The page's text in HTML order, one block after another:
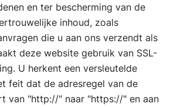
en ter bescherming van de
inhoud, zoals
die u aan ons verzendt als
deze website gebruik van SSL-
U herkent een versleutelde
feit dat de adresregel van de
van "http://" naar "https://" en aan